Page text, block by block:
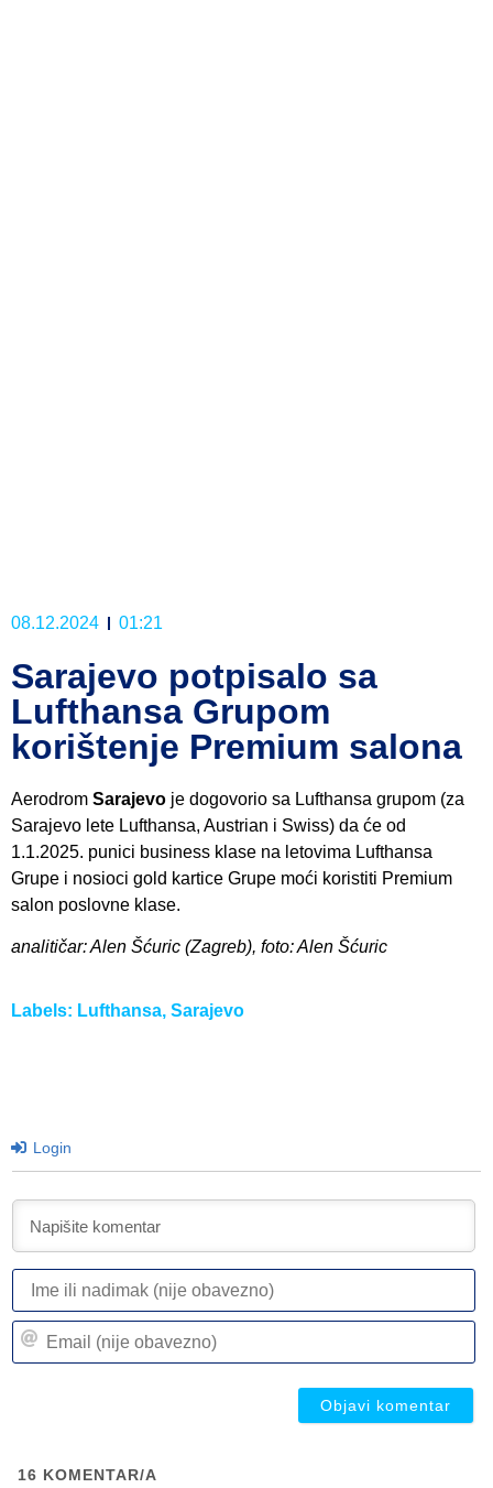
08.12.2024 01:21
Sarajevo potpisalo sa
Lufthansa Grupom
korištenje Premium salona
Aerodrom Sarajevo je dogovorio sa Lufthansa grupom (za
Sarajevo lete Lufthansa, Austrian i Swiss) da će od
1.1.2025. punici business klase na letovima Lufthansa
Grupe i nosioci gold kartice Grupe moći koristiti Premium
salon poslovne klase.
analitičar: Alen Šćuric (Zagreb), foto: Alen Šćuric
Labels: Lufthansa, Sarajevo
Login
16 KOMENTAR/A